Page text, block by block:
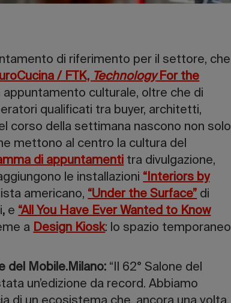
di riferimento per il settore, che
/ FTK, TechnologyFor the
appuntamento culturale, oltre che di
qualificati tra buyer, architetti,
corso della settimana nascono non solo
mettono al centro la cultura del
di appuntamenti tra divulgazione,
le installazioni “Interiors by
americano, “Under the Surface” di
, e “All You Have Ever Wanted to Know
a Design Kiosk: lo spazio temporaneo
del Mobile.Milano: “Il 62° Salone del
un’edizione da record. Abbiamo